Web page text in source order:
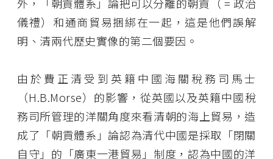
外，「朝貢體系」論把可以分離的朝貢（ = 政治
儀禮）和通商貿易捆綁在一起，這是他們誤解
明、清兩代歷史實像的第二個要因。
由於費正清受到英籍中國海關稅務司馬士
（H.B.Morse）的影響，從英國以及英籍中國稅
務司所管理的洋關角度來看清朝的海上貿易，造
成了「朝貢體系」論認為清代中國是採取「閉關
自守」的「廣東一港貿易」制度，認為中國的洋